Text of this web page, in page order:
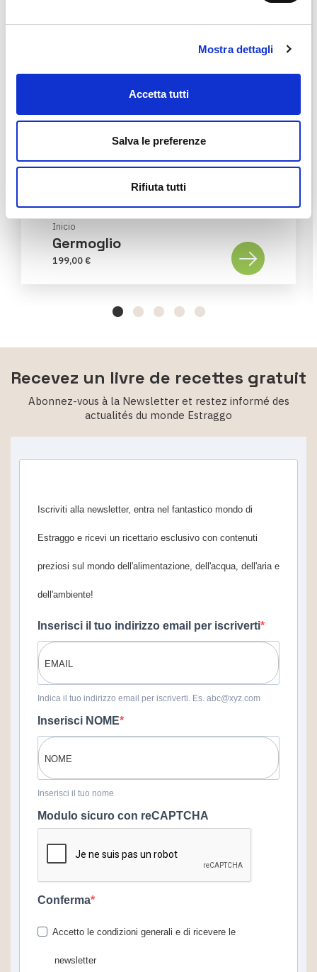
Mostra dettagli
Accetta tutti
Salva le preferenze
Rifiuta tutti
Inicio
Germoglio
199,00 €
Recevez un livre de recettes gratuit
Abonnez-vous à la Newsletter et restez informé des
actualités du monde Estraggo
Iscriviti alla newsletter, entra nel fantastico mondo di
Estraggo e ricevi un ricettario esclusivo con contenuti
preziosi sul mondo dell'alimentazione, dell'acqua, dell'aria e
dell'ambiente!
Inserisci il tuo indirizzo email per iscriverti
Indica il tuo indirizzo email per iscriverti. Es. abc@xyz.com
Inserisci NOME
Inserisci il tuo nome
Modulo sicuro con reCAPTCHA
Conferma
Accetto le condizioni generali e di ricevere le
newsletter